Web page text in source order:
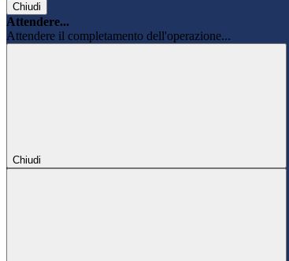
Chiudi
Attendere...
Attendere il completamento dell'operazione...
Chiudi